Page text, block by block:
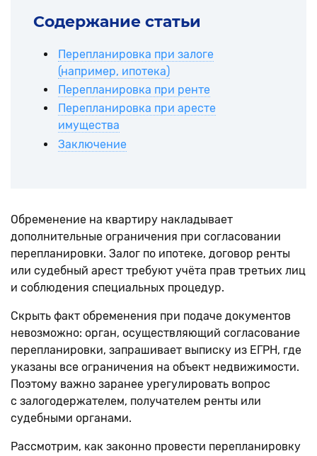
Содержание статьи
Перепланировка при залоге
(например, ипотека)
Перепланировка при ренте
Перепланировка при аресте
имущества
Заключение
Обременение на квартиру накладывает
дополнительные ограничения при согласовании
перепланировки. Залог по ипотеке, договор ренты
или судебный арест требуют учёта прав третьих лиц
и соблюдения специальных процедур.
Скрыть факт обременения при подаче документов
невозможно: орган, осуществляющий согласование
перепланировки, запрашивает выписку из ЕГРН, где
указаны все ограничения на объект недвижимости.
Поэтому важно заранее урегулировать вопрос
с залогодержателем, получателем ренты или
судебными органами.
Рассмотрим, как законно провести перепланировку